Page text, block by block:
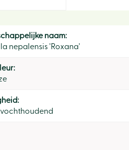
naam:
nepalensis 'Roxana'